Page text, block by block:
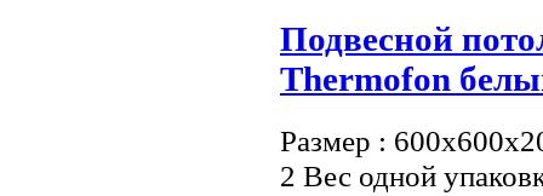
Подвесной
Thermofon
Размер :
2 Вес одной